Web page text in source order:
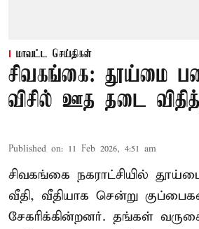
மாவட்ட செய்திகள்
சிவகங்கை: தூய்மை
விசில் ஊத தடை
Published on: 11 Feb 2026, 4:51 am
சிவகங்கை நகராட்சியில்
வீதி, வீதியாக சென்று
சேகரிக்கின்றனர். தங்கள்